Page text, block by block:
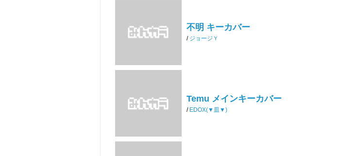
不明 キーカバー
/ ジョージＹ
Temu メインキーカバー
/ EDOX(▼皿▼)